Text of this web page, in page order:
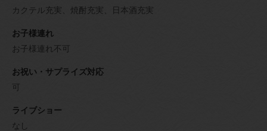
カクテル充実、焼酎充実、日本酒充実
お子様連れ
お子様連れ不可
お祝い・サプライズ対応
可
ライブショー
なし